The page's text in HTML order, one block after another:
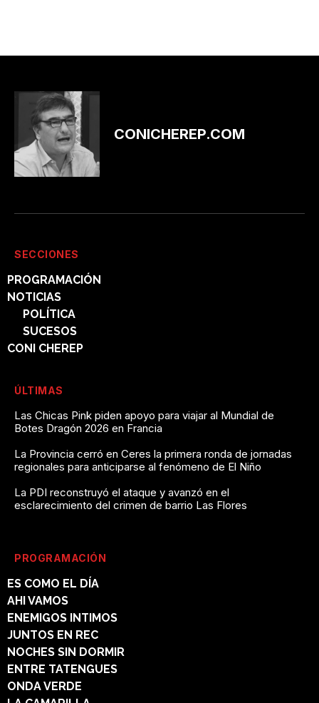
CONICHEREP.COM
SECCIONES
PROGRAMACIÓN
NOTICIAS
POLÍTICA
SUCESOS
CONI CHEREP
ÚLTIMAS
Las Chicas Pink piden apoyo para viajar al Mundial de
Botes Dragón 2026 en Francia
La Provincia cerró en Ceres la primera ronda de jornadas
regionales para anticiparse al fenómeno de El Niño
La PDI reconstruyó el ataque y avanzó en el
esclarecimiento del crimen de barrio Las Flores
PROGRAMACIÓN
ES COMO EL DÍA
AHI VAMOS
ENEMIGOS INTIMOS
JUNTOS EN REC
NOCHES SIN DORMIR
ENTRE TATENGUES
ONDA VERDE